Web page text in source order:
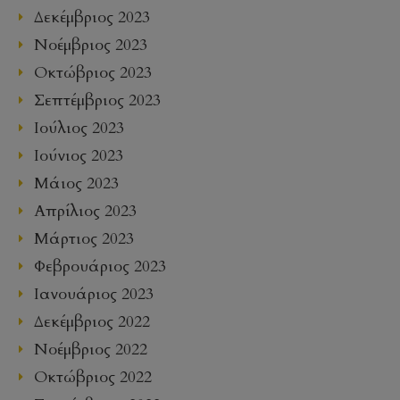
Δεκέμβριος 2023
Νοέμβριος 2023
Οκτώβριος 2023
Σεπτέμβριος 2023
Ιούλιος 2023
Ιούνιος 2023
Μάιος 2023
Απρίλιος 2023
Μάρτιος 2023
Φεβρουάριος 2023
Ιανουάριος 2023
Δεκέμβριος 2022
Νοέμβριος 2022
Οκτώβριος 2022